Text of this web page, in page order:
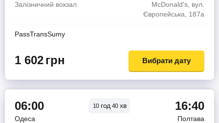
Залізничний вокзал
McDonald's, вул.
Європейська, 187а
PassTransSumy
1 602грн Вибрати дату
06:00 10 год 40 хв 16:40
Одеса
Полтава